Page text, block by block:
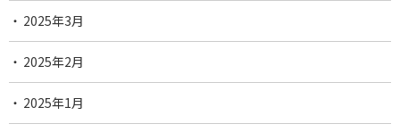
2025年3月
2025年2月
2025年1月